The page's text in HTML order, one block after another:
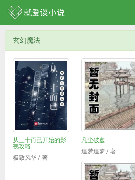
玄幻魔法
从三十而已开始的影
视攻略
极致风华 / 著
凡尘破虚
追梦追梦 / 著